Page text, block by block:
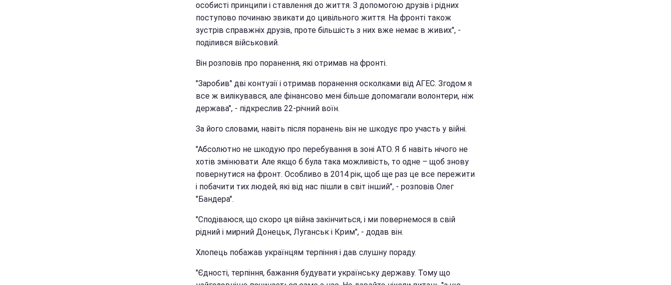
особисті принципи і ставлення до життя. З допомогою друзів і рідних
поступово починаю звикати до цивільного життя. На фронті також
зустрів справжніх друзів, проте більшість з них вже немає в живих", -
поділився військовий.
Він розповів про поранення, які отримав на фронті.
"Заробив" дві контузії і отримав поранення осколками від АГЕС. Згодом я
все ж вилікувався, але фінансово мені більше допомагали волонтери, ніж
держава", - підкреслив 22-річний воїн.
За його словами, навіть після поранень він не шкодує про участь у війні.
"Абсолютно не шкодую про перебування в зоні АТО. Я б навіть нічого не
хотів змінювати. Але якщо б була така можливість, то одне – щоб знову
повернутися на фронт. Особливо в 2014 рік, щоб ще раз це все пережити
і побачити тих людей, які від нас пішли в світ інший", - розповів Олег
"Бандера".
"Сподіваюся, що скоро ця війна закінчиться, і ми повернемося в свій
рідний і мирний Донецьк, Луганськ і Крим", - додав він.
Хлопець побажав українцям терпіння і дав слушну пораду.
"Єдності, терпіння, бажання будувати українську державу. Тому що